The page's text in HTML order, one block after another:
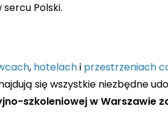
Polski.
, hotelachi przestrzeniach
się wszystkie niezbędne
szkoleniowej w Warszawie